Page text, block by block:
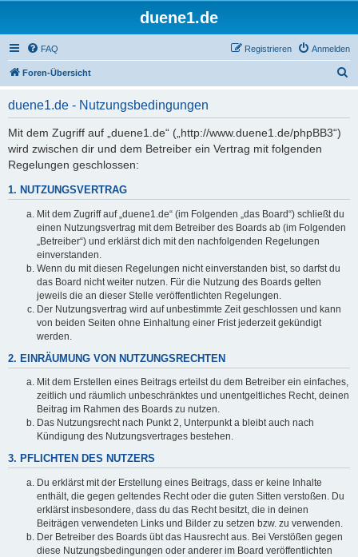
duene1.de
FAQ Anmelden
Registrieren
Foren-Übersicht
duene1.de - Nutzungsbedingungen
Mit dem Zugriff auf „duene1.de“ („http://www.duene1.de/phpBB3“)
wird zwischen dir und dem Betreiber ein Vertrag mit folgenden
Regelungen geschlossen:
1. NUTZUNGSVERTRAG
Mit dem Zugriff auf „duene1.de“ (im Folgenden „das Board“) schließt du
einen Nutzungsvertrag mit dem Betreiber des Boards ab (im Folgenden
„Betreiber“) und erklärst dich mit den nachfolgenden Regelungen
einverstanden.
Wenn du mit diesen Regelungen nicht einverstanden bist, so darfst du
das Board nicht weiter nutzen. Für die Nutzung des Boards gelten
jeweils die an dieser Stelle veröffentlichten Regelungen.
Der Nutzungsvertrag wird auf unbestimmte Zeit geschlossen und kann
von beiden Seiten ohne Einhaltung einer Frist jederzeit gekündigt
werden.
2. EINRÄUMUNG VON NUTZUNGSRECHTEN
Mit dem Erstellen eines Beitrags erteilst du dem Betreiber ein einfaches,
zeitlich und räumlich unbeschränktes und unentgeltliches Recht, deinen
Beitrag im Rahmen des Boards zu nutzen.
Das Nutzungsrecht nach Punkt 2, Unterpunkt a bleibt auch nach
Kündigung des Nutzungsvertrages bestehen.
3. PFLICHTEN DES NUTZERS
Du erklärst mit der Erstellung eines Beitrags, dass er keine Inhalte
enthält, die gegen geltendes Recht oder die guten Sitten verstoßen. Du
erklärst insbesondere, dass du das Recht besitzt, die in deinen
Beiträgen verwendeten Links und Bilder zu setzen bzw. zu verwenden.
Der Betreiber des Boards übt das Hausrecht aus. Bei Verstößen gegen
diese Nutzungsbedingungen oder anderer im Board veröffentlichten